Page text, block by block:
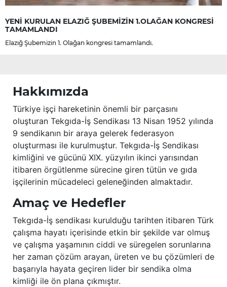
YENİ KURULAN ELAZIĞ ŞUBEMİZİN 1.OLAĞAN KONGRESİ
TAMAMLANDI
Elazığ Şubemizin 1. Olağan kongresi tamamlandı.
Hakkımızda
Türkiye işçi hareketinin önemli bir parçasını
oluşturan Tekgıda-İş Sendikası 13 Nisan 1952 yılında
9 sendikanın bir araya gelerek federasyon
oluşturması ile kurulmuştur. Tekgıda-İş Sendikası
kimliğini ve gücünü XIX. yüzyılın ikinci yarısından
itibaren örgütlenme sürecine giren tütün ve gıda
işçilerinin mücadeleci geleneğinden almaktadır.
Amaç ve Hedefler
Tekgıda-İş sendikası kurulduğu tarihten itibaren Türk
çalışma hayatı içerisinde etkin bir şekilde var olmuş
ve çalışma yaşamının ciddi ve süregelen sorunlarına
her zaman çözüm arayan, üreten ve bu çözümleri de
başarıyla hayata geçiren lider bir sendika olma
kimliği ile ön plana çıkmıştır.